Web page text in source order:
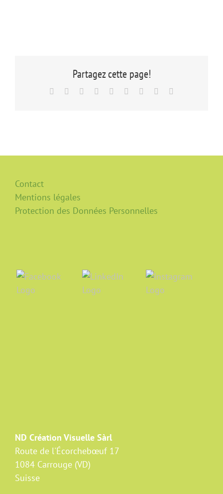
Partagez cette page!
Facebook Reddit LinkedInWhatsApp
TumblrPinterest
Contact
Mentions légales
Protection des Données Personnelles
ND Création Visuelle Sàrl
Route de l'Écorchebœuf 17
1084 Carrouge (VD)
Suisse